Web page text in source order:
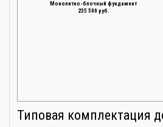
Монолитно-блочный фундамент
235 500 руб.
Типовая комплектация